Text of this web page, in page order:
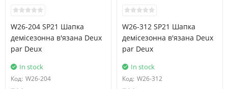
W26-204 SP21 Шапка
демісезонна в'язана Deux
par Deux
In stock
Код: W26-204
W26-312 SP21 Шапка
демісезонна в'язана Deux
par Deux
In stock
Код: W26-312